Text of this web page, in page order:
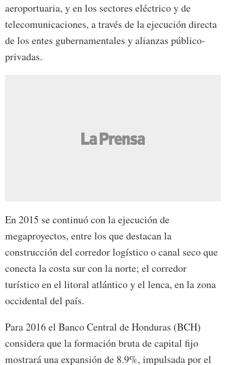
aeroportuaria, y en los sectores eléctrico y de
telecomunicaciones, a través de la ejecución directa
de los entes gubernamentales y alianzas público-
privadas.
En 2015 se continuó con la ejecución de
megaproyectos, entre los que destacan la
construcción del corredor logístico o canal seco que
conecta la costa sur con la norte; el corredor
turístico en el litoral atlántico y el lenca, en la zona
occidental del país.
Para 2016 el Banco Central de Honduras (BCH)
considera que la formación bruta de capital fijo
mostrará una expansión de 8.9%, impulsada por el